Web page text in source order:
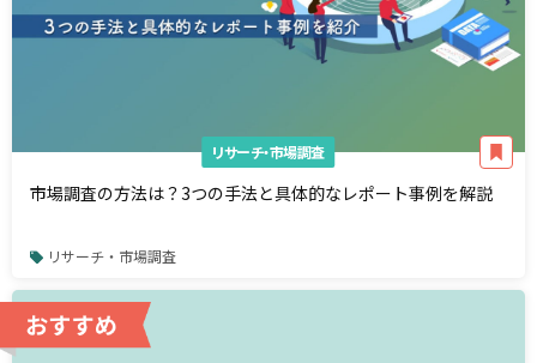
リサーチ・市場調査
市場調査の方法は？3つの手法と具体的なレポート事例を解説
リサーチ・市場調査